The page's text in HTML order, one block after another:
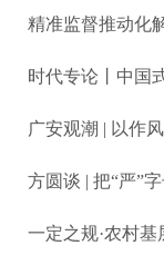
精准监督推动化
时代专论丨中国
广安观潮 | 以作
方圆谈 | 把“严”
一定之规·农村